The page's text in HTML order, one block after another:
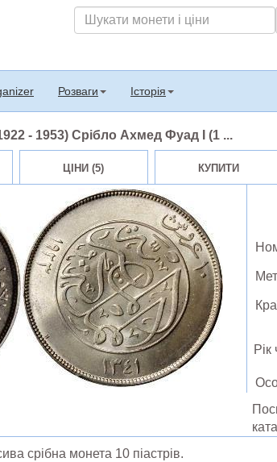
Розваги Історія
- 1953) Срібло Ахмед Фуад I (1 ...
ЦІНИ (5) КУПИТИ
Рік
срібна монета 10 піастрів.